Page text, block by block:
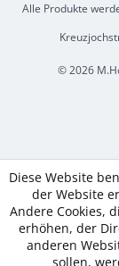
Alle Produkte
© 2026
Diese Website
der Website
Andere Cookies,
erhöhen, der
anderen
sollen,